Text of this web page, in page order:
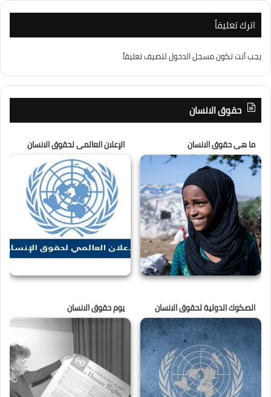
اترك تعليقاً
يجب أنت تكونمسجل الدخوللتضيف تعليقاً.
حقوق الانسان
ما هى حقوق الانسان الإعلان العالمى لحقوق الانسان
الصكوك الدولية لحقوق الانسان يوم حقوق الانسان